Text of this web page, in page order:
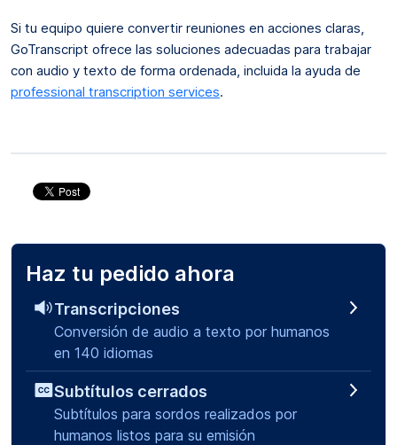
Si tu equipo quiere convertir reuniones en acciones claras,
GoTranscript ofrece las soluciones adecuadas para trabajar
con audio y texto de forma ordenada, incluida la ayuda de
professional transcription services.
Haz tu pedido ahora
Transcripciones
Conversión de audio a texto por humanos
en 140 idiomas
Subtítulos cerrados
Subtítulos para sordos realizados por
humanos listos para su emisión